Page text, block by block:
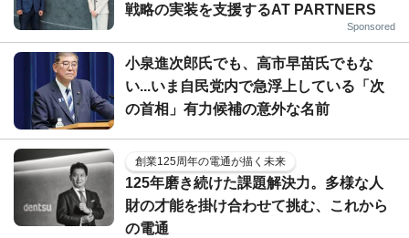
戦略の実装を支援するAT PARTNERS
Sponsored
小泉進次郎氏でも、高市早苗氏でもな
い...いま自民党内で急浮上している「次
の首相」有力候補の意外な名前
創業125周年の電通が描く未来
125年磨き続けた課題解決力。多様な人
財の才能を掛け合わせて挑む、これから
の電通